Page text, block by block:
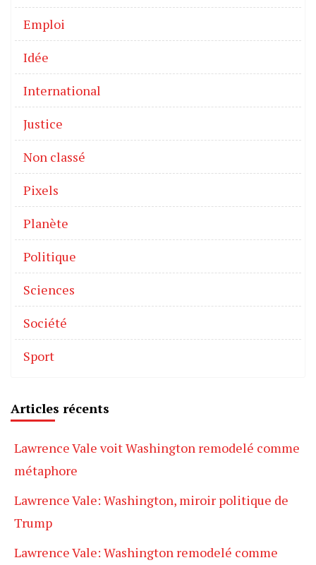
Emploi
Idée
International
Justice
Non classé
Pixels
Planète
Politique
Sciences
Société
Sport
Articles récents
Lawrence Vale voit Washington remodelé comme
métaphore
Lawrence Vale: Washington, miroir politique de
Trump
Lawrence Vale: Washington remodelé comme